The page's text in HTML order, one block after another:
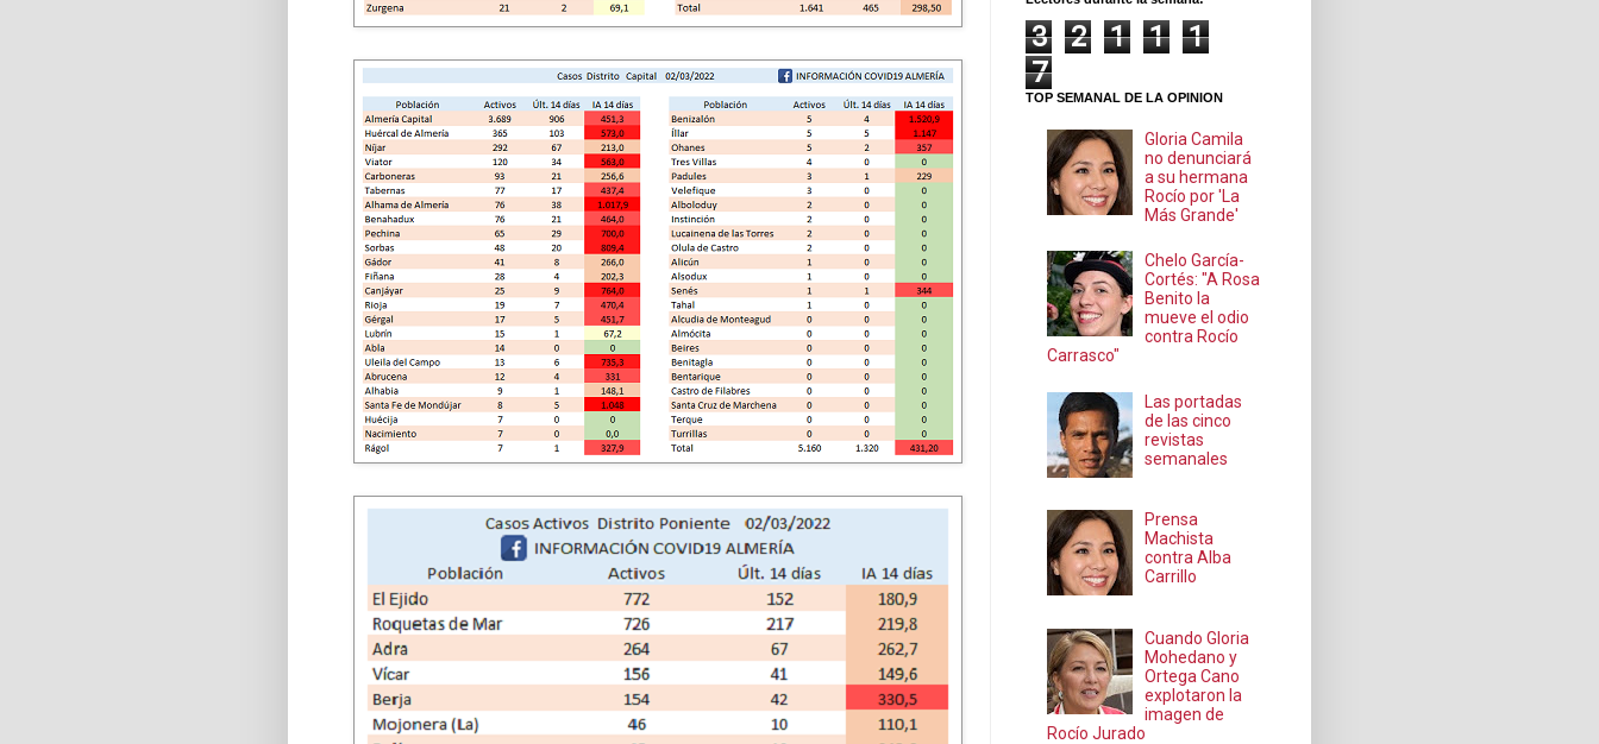
3 2 1 1
1
7
TOP SEMANAL DE LA OPINION
Gloria Camila
no denunciará
a su hermana
Rocío por 'La
Más Grande'
Chelo García-
Cortés: "A Rosa
Benito la
mueve el odio
contra Rocío
Carrasco"
Las portadas
de las cinco
revistas
semanales
Prensa
Machista
contra Alba
Carrillo
Cuando Gloria
Mohedano y
Ortega Cano
explotaron la
imagen de
Rocío Jurado